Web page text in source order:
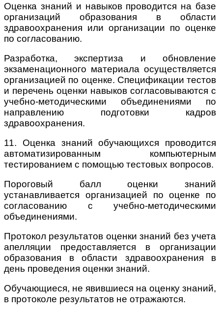
Оценка знаний и навыков проводится на базе
организаций образования в области
здравоохранения или организации по оценке
по согласованию.
Разработка, экспертиза и обновление
экзаменационного материала осуществляется
организацией по оценке. Спецификации тестов
и перечень оценки навыков согласовываются с
учебно-методическими объединениями по
направлению подготовки кадров
здравоохранения.
11. Оценка знаний обучающихся проводится
автоматизированным компьютерным
тестированием с помощью тестовых вопросов.
Пороговый балл оценки знаний
устанавливается организацией по оценке по
согласованию с учебно-методическими
объединениями.
Протокол результатов оценки знаний без учета
апелляции предоставляется в организации
образования в области здравоохранения в
день проведения оценки знаний.
Обучающиеся, не явившиеся на оценку знаний,
в протоколе результатов не отражаются.